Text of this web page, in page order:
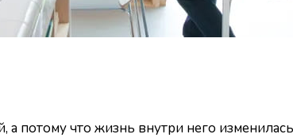
а потому что жизнь внутри него